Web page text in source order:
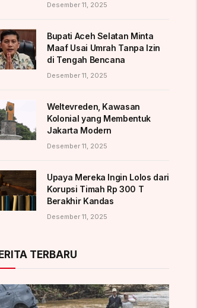
Desember 11, 2025
Bupati Aceh Selatan Minta
Maaf Usai Umrah Tanpa Izin
di Tengah Bencana
Desember 11, 2025
Weltevreden, Kawasan
Kolonial yang Membentuk
Jakarta Modern
Desember 11, 2025
Upaya Mereka Ingin Lolos dari
Korupsi Timah Rp 300 T
Berakhir Kandas
Desember 11, 2025
TERBARU